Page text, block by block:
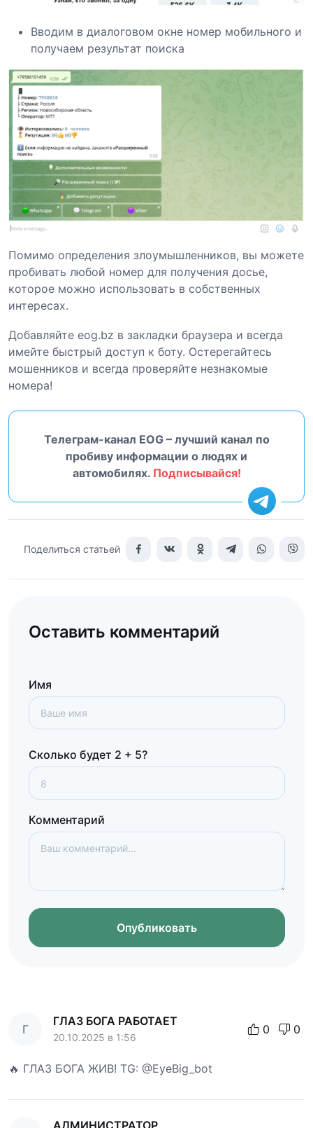
Вводим в диалоговом окне номер мобильного и
получаем результат поиска
Помимо определения злоумышленников, вы можете
пробивать любой номер для получения досье,
которое можно использовать в собственных
интересах.
Добавляйте eog.bz в закладки браузера и всегда
имейте быстрый доступ к боту. Остерегайтесь
мошенников и всегда проверяйте незнакомые
номера!
Телеграм-канал EOG – лучший канал по
пробиву информации о людях и
автомобилях. Подписывайся!
Поделиться статьей
Оставить комментарий
Имя
Сколько будет 2 + 5?
Комментарий
Опубликовать
Г
ГЛАЗ БОГА РАБОТАЕТ
20.10.2025 в 1:56
0 0
🔥 ГЛАЗ БОГА ЖИВ! TG: @EyeBig_bot
АДМИНИСТРАТОР